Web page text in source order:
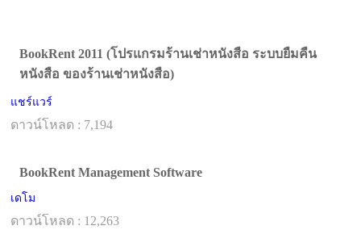
BookRent 2011 (โปรแกรมร้านเช่าหนังสือ ระบบยืมคืน
หนังสือ ของร้านเช่าหนังสือ)
แชร์แวร์
ดาวน์โหลด : 7,194
BookRent Management Software
เดโม
ดาวน์โหลด : 12,263